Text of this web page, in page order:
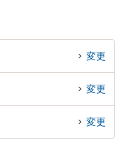
変更
変更
変更